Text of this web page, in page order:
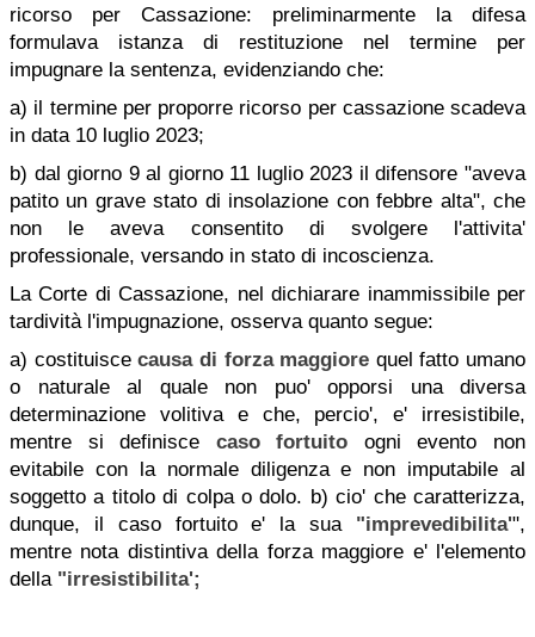
ricorso per Cassazione: preliminarmente la difesa
formulava istanza di restituzione nel termine per
impugnare la sentenza, evidenziando che:
a) il termine per proporre ricorso per cassazione scadeva
in data 10 luglio 2023;
b) dal giorno 9 al giorno 11 luglio 2023 il difensore "aveva
patito un grave stato di insolazione con febbre alta", che
non le aveva consentito di svolgere l'attivita'
professionale, versando in stato di incoscienza.
La Corte di Cassazione, nel dichiarare inammissibile per
tardività l'impugnazione, osserva quanto segue:
a) costituiscecausa di forza maggiore quel fatto umano
o naturale al quale non puo' opporsi una diversa
determinazione volitiva e che, percio', e' irresistibile,
mentre si definisce caso fortuito ogni evento non
evitabile con la normale diligenza e non imputabile al
soggetto a titolo di colpa o dolo. b) cio' che caratterizza,
dunque, il caso fortuito e' la sua "imprevedibilita'",
mentre nota distintiva della forza maggiore e' l'elemento
della "irresistibilita';